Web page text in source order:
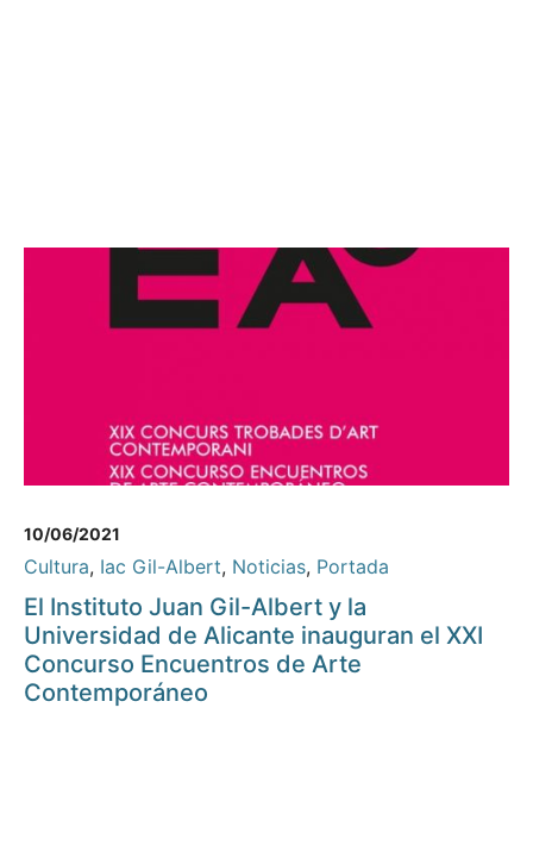
10/06/2021
Cultura, Iac Gil-Albert, Noticias, Portada
El Instituto Juan Gil-Albert y la
Universidad de Alicante inauguran el XXI
Concurso Encuentros de Arte
Contemporáneo